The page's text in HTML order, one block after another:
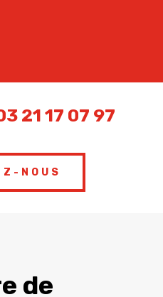
21 17 07 97
NOUS
de